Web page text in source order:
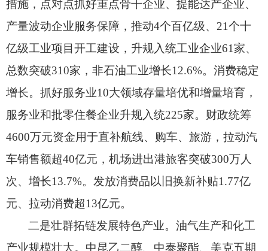
措施， 点对点抓好重点骨干企业、 提能达产企业、
产量波动企业服务保障， 推动4个百亿级、 21个十
亿级工业项目开工建设， 升规入统工业企业61家、
总数突破310家， 非石油工业增长12.6%。 消费稳定
增长。 抓好服务业10大领域存量培优和增量培育，
服务业和批零住餐企业升规入统225家。 财政统筹
4600万元资金用于直补航线、 购车、 旅游， 拉动汽
车销售额超40亿元， 机场进出港旅客突破300万人
次、 增长13.7%。 发放消费品以旧换新补贴1.77亿
元、 拉动消费超13亿元。
二是壮群拓链发展特色产业。油气生产和化工
产业规模壮大。 中昆乙二醇、 中泰聚酯、 美克五期